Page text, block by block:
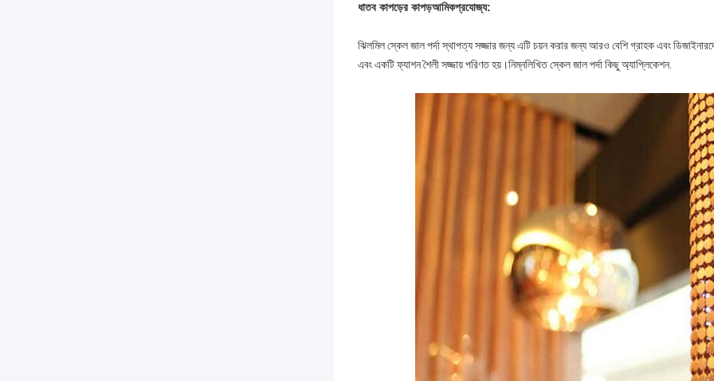
ধাতব কাপড়ের কাপড়আমিকপ্রযোজ্য:
ঝিলমিল স্কেল জাল পর্দা স্থাপত্য সজ্জার জন্য এটি চয়ন করার জন্য আরও বেশি গ্রাহক এবং
এবং একটি ফ্যাশন শৈলী সজ্জায় পরিণত হয়।নিম্নলিখিত স্কেল জাল পর্দা কিছু অ্যাপ্লিকেশন.